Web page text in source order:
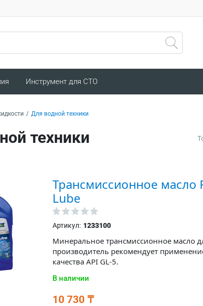
Инструмент для СТО
/ Для водной техники
техники
Трансмиссионное масло
Lube
Артикул: 1233100
Минеральное трансмиссионное масло
производитель рекомендует
качества API GL-5.
В наличии
10 730 ₸